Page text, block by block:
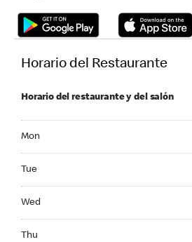
Horario del Restaurante
Horario del restaurante y del salón
Mon
Tue
Wed
Thu